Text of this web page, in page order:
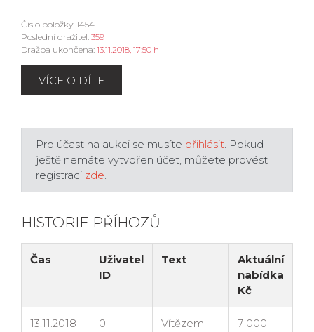
Číslo položky: 1454
Poslední dražitel: 359
Dražba ukončena: 13.11.2018, 17:50 h
VÍCE O DÍLE
Pro účast na aukci se musíte přihlásit . Pokud
ještě nemáte vytvořen účet, můžete provést
registraci zde
HISTORIE PŘÍHOZŮ